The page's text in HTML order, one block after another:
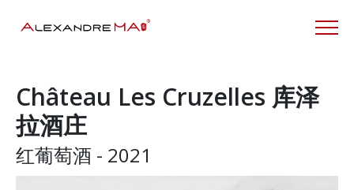
Château Les Cruzelles 库泽
拉酒庄
红葡萄酒 - 2021